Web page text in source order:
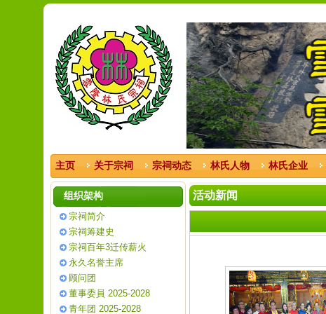
主页 关于宗祠 宗祠动态 林氏人物 林氏企业
组织架构
宗祠简介
宗祠筹建史
宗祠百年3迁传薪火
永久名誉主席
顾问团
董事委員 2025-2028
青年团 2025-2028
活动新闻